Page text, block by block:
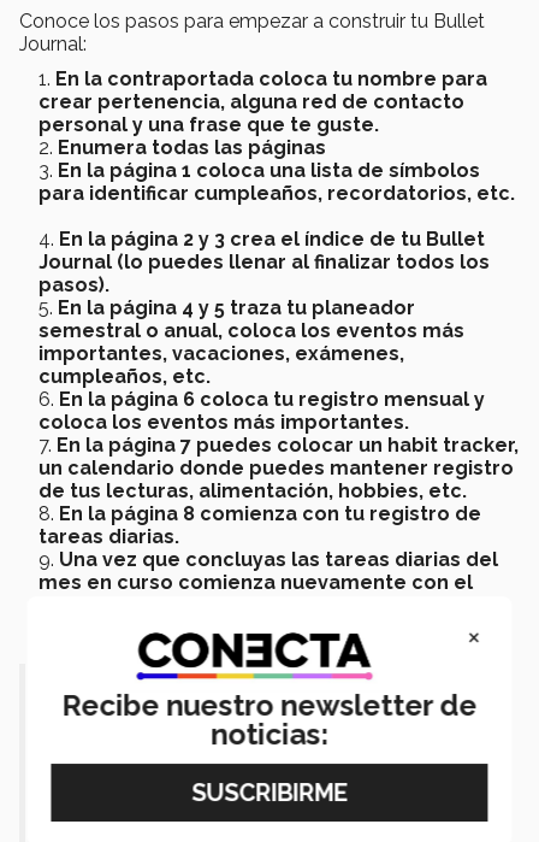
Conoce los pasos para empezar a construir tu Bullet
Journal:
En la contraportada coloca tu nombre para
crear pertenencia, alguna red de contacto
personal y una frase que te guste.
Enumera todas las páginas
En la página 1 coloca una lista de símbolos
para identificar cumpleaños, recordatorios, etc.
En la página 2 y 3 crea el índice de tu Bullet
Journal (lo puedes llenar al finalizar todos los
pasos).
En la página 4 y 5 traza tu planeador
semestral o anual, coloca los eventos más
importantes, vacaciones, exámenes,
cumpleaños, etc.
En la página 6 coloca tu registro mensual y
coloca los eventos más importantes.
En la página 7 puedes colocar un habit tracker,
un calendario donde puedes mantener registro
de tus lecturas, alimentación, hobbies, etc.
En la página 8 comienza con tu registro de
tareas diarias.
Una vez que concluyas las tareas diarias del
mes en curso comienza nuevamente con el
"El Bullet Journal es un sistema que
nos permite recordar el pasado,
organizar el presente y planear el
futuro".- Erika Meade
×
Recibe nuestro newsletter de
noticias: